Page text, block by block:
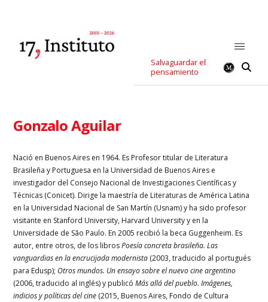
Salvaguardar el
pensamiento
Gonzalo Aguilar
Nació en Buenos Aires en 1964. Es Profesor titular de Literatura
Brasileña y Portuguesa en la Universidad de Buenos Aires e
investigador del Consejo Nacional de Investigaciones Científicas y
Técnicas (Conicet). Dirige la maestría de Literaturas de América Latina
en la Universidad Nacional de San Martín (Usnam) y ha sido profesor
visitante en Stanford University, Harvard University y en la
Universidade de São Paulo. En 2005 recibió la beca Guggenheim. Es
autor, entre otros, de los librosPoesía concreta brasileña. Las
vanguardias en la encrucijada modernista (2003, traducido al portugués
para Edusp);Otros mundos. Un ensayo sobre el nuevo cine argentino
(2006, traducido al inglés) y publicóMás allá del pueblo. Imágenes,
indicios y políticas del cine (2015, Buenos Aires, Fondo de Cultura